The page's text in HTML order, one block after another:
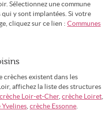
Sélectionnez une commune
y sont implantées. Si votre
cliquez sur ce lien : Communes
crèches existent dans les
affichez la liste des structures
crèche Loir-et-Cher, crèche Loiret,
Yvelines, crèche Essonne.